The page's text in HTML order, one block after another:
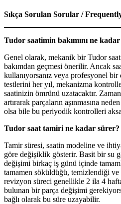
Sıkça Sorulan Sorular /
Tudor saatimin bakımını ne
Genel olarak, mekanik bir Tudor
bakımdan geçmesi önerilir. Ancak
kullanıyorsanız veya profesyonel bir
testlerini her yıl, mekanizma
saatinizin ömrünü uzatacaktır.
artırarak parçaların aşınmasına
olsa bile bu periyodik kontrolleri
Tudor saat tamiri ne kadar sürer?
Tamir süresi, saatin modeline ve
göre değişiklik gösterir. Basit bir su
değişimi birkaç iş günü içinde
tamamen söküldüğü, temizlendiği
revizyon süreci genellikle 2 ila 4
bulunan bir parça değişimi
bağlı olarak bu süre uzayabilir.